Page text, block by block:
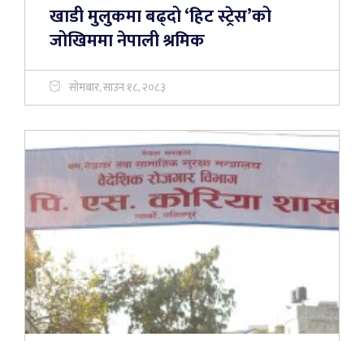
खाडी मुलुकमा बढ्दो ‘हिट स्ट्रेस’को
जोखिममा नेपाली श्रमिक
सोमबार, साउन १८, २०८३